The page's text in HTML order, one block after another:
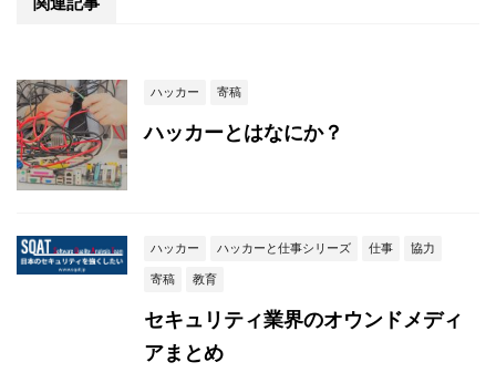
ハッカー 寄稿
ハッカーとはなにか？
ハッカー ハッカーと仕事シリーズ 仕事
協力
寄稿
教育
セキュリティ業界のオウンドメディ
アまとめ